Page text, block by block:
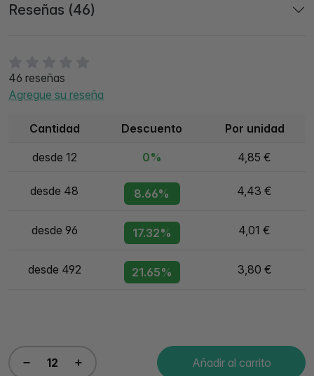
46 reseñas
Agregue su reseña
Cantidad Descuento Por unidad
desde 12 0% 4,85 €
desde 48 8.66% 4,43 €
desde 96 17.32% 4,01 €
desde 492 21.65% 3,80 €
Añadir al carrito
Reseñas (46)